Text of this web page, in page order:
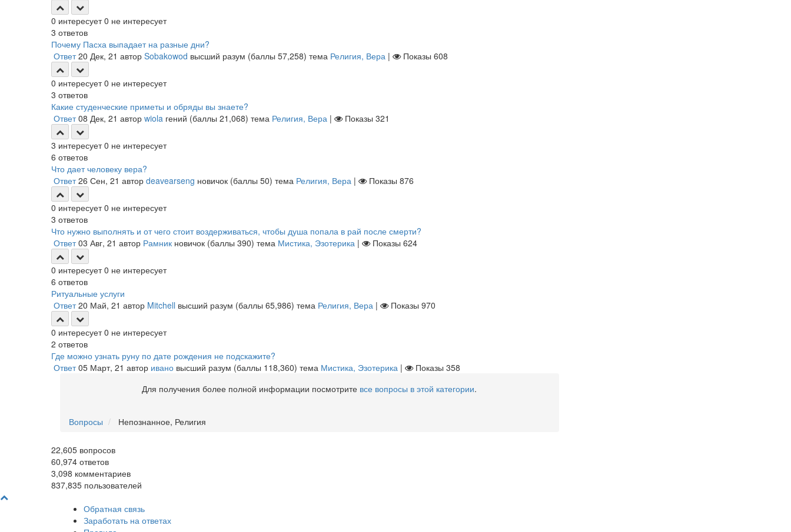
0 интересует 0 не интересует
3 ответов
Почему Пасха выпадает на разные дни?
Ответ 20 Дек, 21 автор Sobakowod высший разум (баллы 57,258) тема Религия, Вера | Показы 608
0 интересует 0 не интересует
3 ответов
Какие студенческие приметы и обряды вы знаете?
Ответ 08 Дек, 21 автор wiola гений (баллы 21,068) тема Религия, Вера | Показы 321
3 интересует 0 не интересует
6 ответов
Что дает человеку вера?
Ответ 26 Сен, 21 автор deavearseng новичок (баллы 50) тема Религия, Вера | Показы 876
0 интересует 0 не интересует
3 ответов
Что нужно выполнять и от чего стоит воздерживаться, чтобы душа попала в рай после смерти?
Ответ 03 Авг, 21 автор Рамник новичок (баллы 390) тема Мистика, Эзотерика | Показы 624
0 интересует 0 не интересует
6 ответов
Ритуальные услуги
Ответ 20 Май, 21 автор Mitchell высший разум (баллы 65,986) тема Религия, Вера | Показы 970
0 интересует 0 не интересует
2 ответов
Где можно узнать руну по дате рождения не подскажите?
Ответ 05 Март, 21 автор ивано высший разум (баллы 118,360) тема Мистика, Эзотерика | Показы 358
Для получения более полной информации посмотрите все вопросы в этой категории.
Вопросы Непознанное, Религия
22,605 вопросов
60,974 ответов
3,098 комментариев
837,835 пользователей
Обратная связь
Заработать на ответах